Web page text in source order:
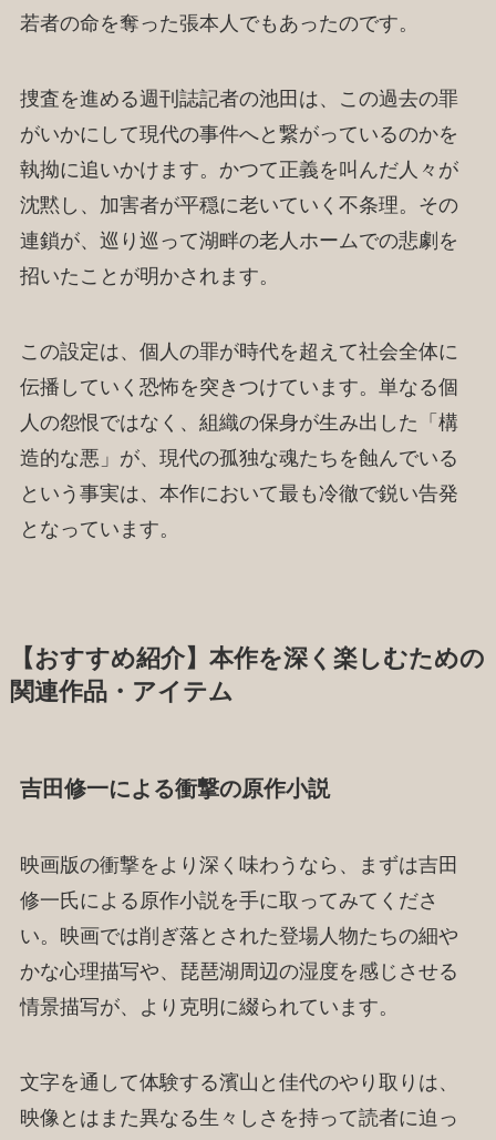
若者の命を奪った張本人でもあったのです。
捜査を進める週刊誌記者の池田は、この過去の罪
がいかにして現代の事件へと繋がっているのかを
執拗に追いかけます。かつて正義を叫んだ人々が
沈黙し、加害者が平穏に老いていく不条理。その
連鎖が、巡り巡って湖畔の老人ホームでの悲劇を
招いたことが明かされます。
この設定は、個人の罪が時代を超えて社会全体に
伝播していく恐怖を突きつけています。単なる個
人の怨恨ではなく、組織の保身が生み出した「構
造的な悪」が、現代の孤独な魂たちを蝕んでいる
という事実は、本作において最も冷徹で鋭い告発
となっています。
【おすすめ紹介】本作を深く楽しむための
関連作品・アイテム
吉田修一による衝撃の原作小説
映画版の衝撃をより深く味わうなら、まずは吉田
修一氏による原作小説を手に取ってみてくださ
い。映画では削ぎ落とされた登場人物たちの細や
かな心理描写や、琵琶湖周辺の湿度を感じさせる
情景描写が、より克明に綴られています。
文字を通して体験する濱山と佳代のやり取りは、
映像とはまた異なる生々しさを持って読者に迫っ